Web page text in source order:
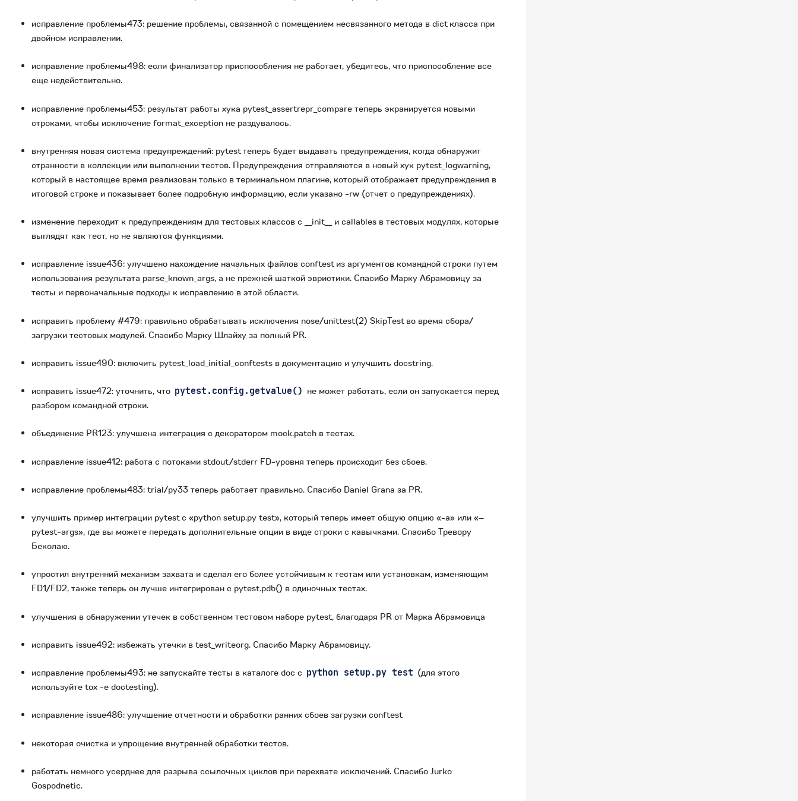
исправление проблемы473: решение проблемы, связанной с помещением несвязанного метода в dict класса при
двойном исправлении.
исправление проблемы498: если финализатор приспособления не работает, убедитесь, что приспособление все
еще недействительно.
исправление проблемы453: результат работы хука pytest_assertrepr_compare теперь экранируется новыми
строками, чтобы исключение format_exception не раздувалось.
внутренняя новая система предупреждений: pytest теперь будет выдавать предупреждения, когда обнаружит
странности в коллекции или выполнении тестов. Предупреждения отправляются в новый хук pytest_logwarning,
который в настоящее время реализован только в терминальном плагине, который отображает предупреждения в
итоговой строке и показывает более подробную информацию, если указано -rw (отчет о предупреждениях).
изменение переходит к предупреждениям для тестовых классов с __init__ и callables в тестовых модулях, которые
выглядят как тест, но не являются функциями.
исправление issue436: улучшено нахождение начальных файлов conftest из аргументов командной строки путем
использования результата parse_known_args, а не прежней шаткой эвристики. Спасибо Марку Абрамовицу за
тесты и первоначальные подходы к исправлению в этой области.
исправить проблему #479: правильно обрабатывать исключения nose/unittest(2) SkipTest во время сбора/
загрузки тестовых модулей. Спасибо Марку Шлайху за полный PR.
исправить issue490: включить pytest_load_initial_conftests в документацию и улучшить docstring.
исправить issue472: уточнить, что pytest.config.getvalue() не может работать, если он запускается перед
разбором командной строки.
объединение PR123: улучшена интеграция с декоратором mock.patch в тестах.
исправление issue412: работа с потоками stdout/stderr FD-уровня теперь происходит без сбоев.
исправление проблемы483: trial/py33 теперь работает правильно. Спасибо Daniel Grana за PR.
улучшить пример интеграции pytest с «python setup.py test», который теперь имеет общую опцию «-a» или «–
pytest-args», где вы можете передать дополнительные опции в виде строки с кавычками. Спасибо Тревору
Беколаю.
упростил внутренний механизм захвата и сделал его более устойчивым к тестам или установкам, изменяющим
FD1/FD2, также теперь он лучше интегрирован с pytest.pdb() в одиночных тестах.
улучшения в обнаружении утечек в собственном тестовом наборе pytest, благодаря PR от Марка Абрамовица
исправить issue492: избежать утечки в test_writeorg. Спасибо Марку Абрамовицу.
исправление проблемы493: не запускайте тесты в каталоге doc с python setup.py test (для этого
используйте tox -e doctesting).
исправление issue486: улучшение отчетности и обработки ранних сбоев загрузки conftest
некоторая очистка и упрощение внутренней обработки тестов.
работать немного усерднее для разрыва ссылочных циклов при перехвате исключений. Спасибо Jurko
Gospodnetic.